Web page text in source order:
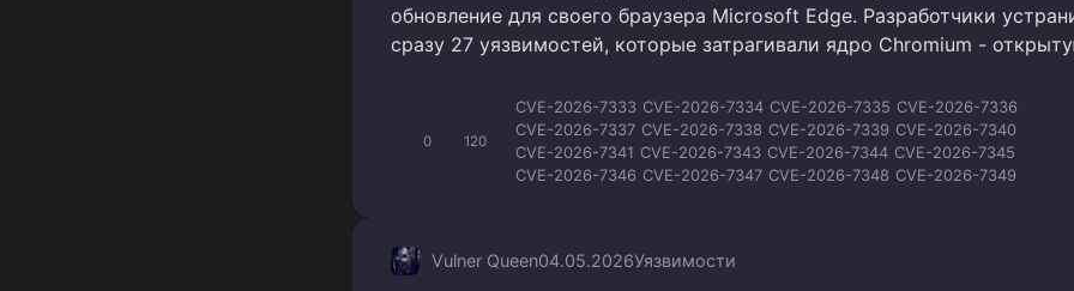
обновление для своего браузера Microsoft Edge. Разработчики
сразу 27 уязвимостей, которые затрагивали ядро Chromium -
0 120
CVE-2026-7333 CVE-2026-7334 CVE-2026-7335 CVE-2026-7336
CVE-2026-7337 CVE-2026-7338 CVE-2026-7339 CVE-2026-7340
CVE-2026-7341 CVE-2026-7343 CVE-2026-7344 CVE-2026-7345
CVE-2026-7346 CVE-2026-7347 CVE-2026-7348 CVE-2026-7349
Vulner Queen04.05.2026Уязвимости